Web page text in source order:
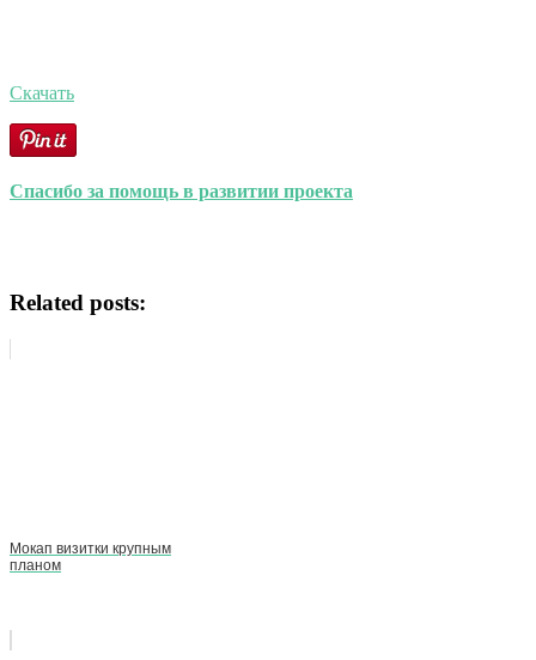
Скачать
Спасибо за помощь в развитии проекта
Related posts:
Мокап визитки крупным
планом